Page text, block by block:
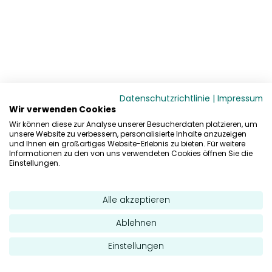
Datenschutzrichtlinie | Impressum
Wir verwenden Cookies
Wir können diese zur Analyse unserer Besucherdaten platzieren, um
unsere Website zu verbessern, personalisierte Inhalte anzuzeigen
und Ihnen ein großartiges Website-Erlebnis zu bieten. Für weitere
Informationen zu den von uns verwendeten Cookies öffnen Sie die
Einstellungen.
Alle akzeptieren
Ablehnen
Einstellungen